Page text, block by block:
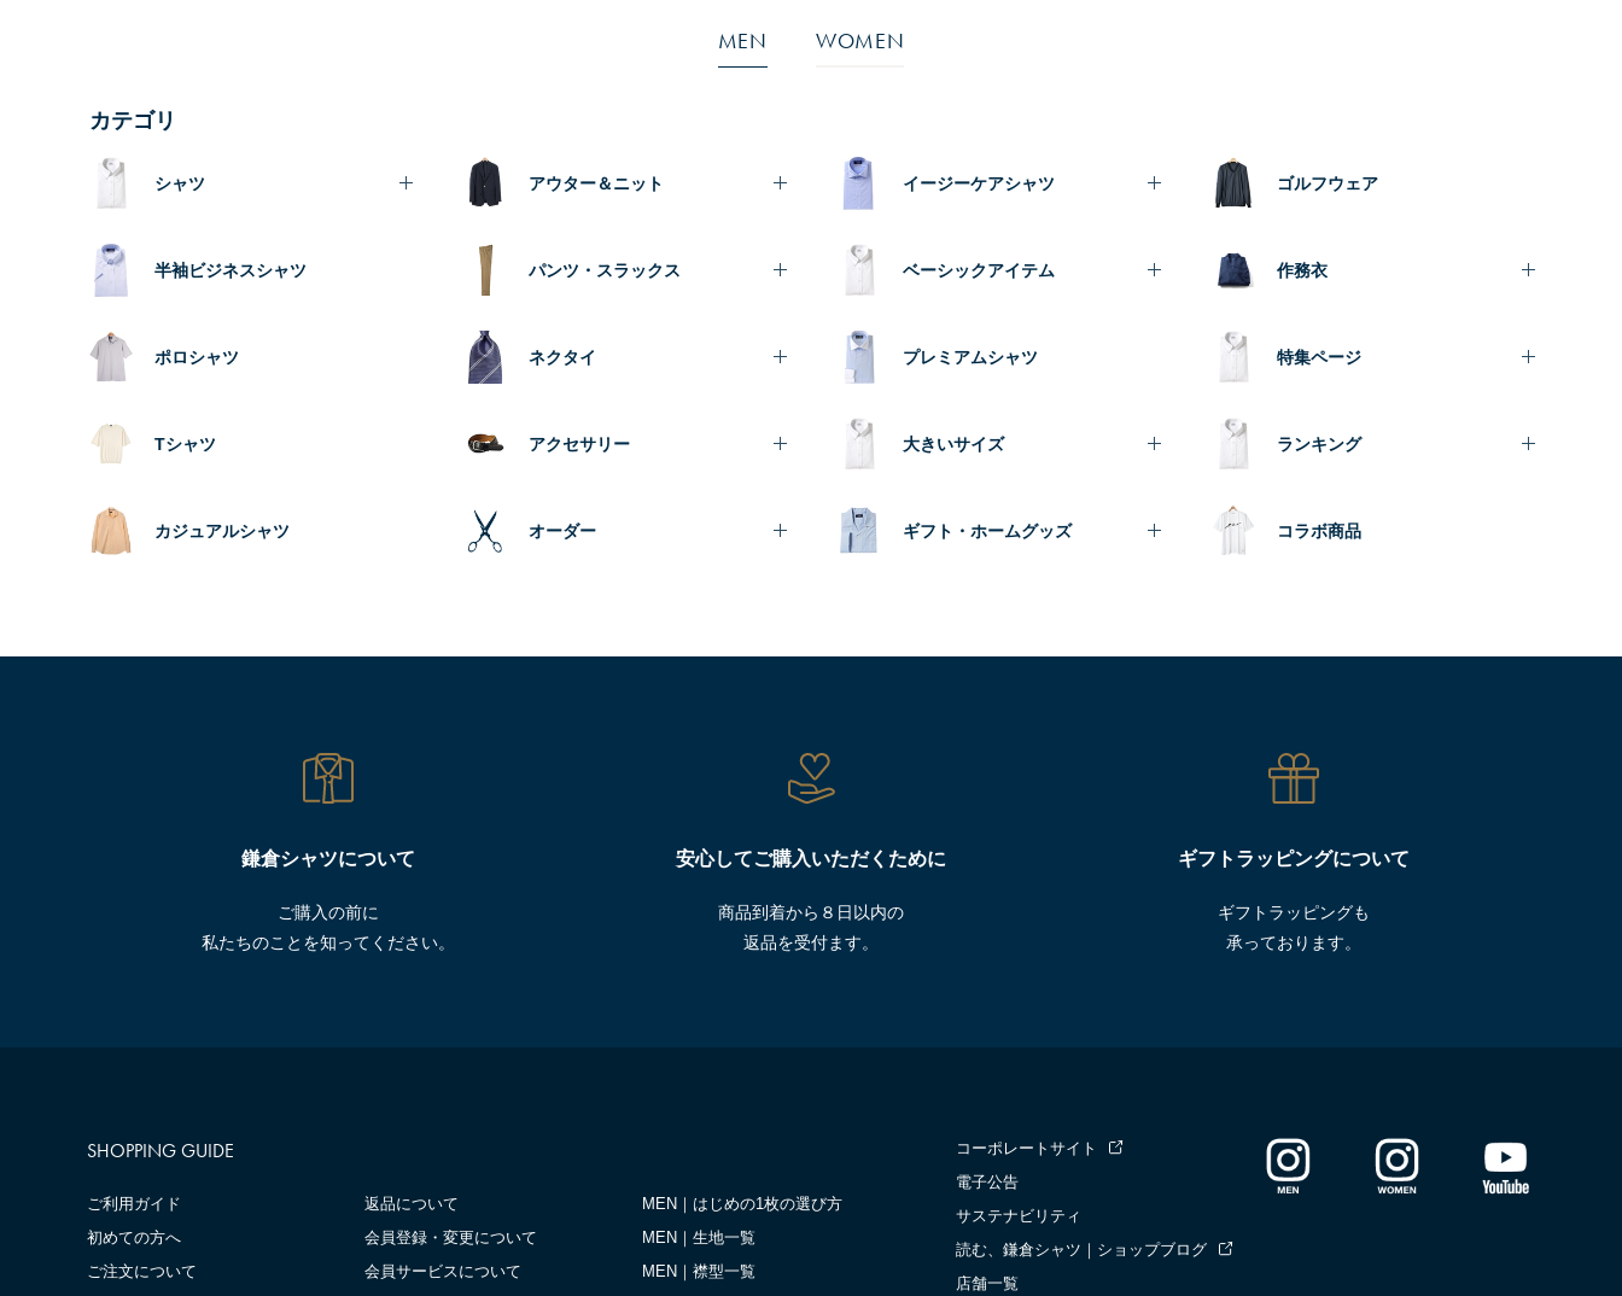
MEN WOMEN
カテゴリ
シャツ
半袖ビジネスシャツ
ポロシャツ
Tシャツ
カジュアルシャツ
アウター＆ニット
パンツ・スラックス
ネクタイ
アクセサリー
オーダー
イージーケアシャツ
ベーシックアイテム
プレミアムシャツ
大きいサイズ
ギフト・ホームグッズ
ゴルフウェア
作務衣
特集ページ
ランキング
コラボ商品
鎌倉シャツについて
ご購入の前に
私たちのことを知ってください。
安心してご購入いただくために
商品到着から８日以内の
返品を受付ます。
ギフトラッピングについて
ギフトラッピングも
承っております。
SHOPPING GUIDE
ご利用ガイド
初めての方へ
ご注文について
返品について
会員登録・変更について
会員サービスについて
MEN｜はじめの1枚の選び方
MEN｜生地一覧
MEN｜襟型一覧
コーポレートサイト
電子公告
サステナビリティ
読む、鎌倉シャツ｜ショップブログ
店舗一覧